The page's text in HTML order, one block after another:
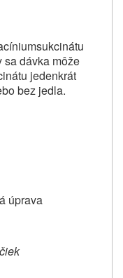
sa dávka môže
jedenkrát
bez jedla.
úprava